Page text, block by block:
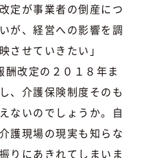
定が事業者の倒産につ
が、経営への影響を調
させていきたい」
酬改定の２０１８年ま
、介護保険制度そのも
ないのでしょうか。自
護現場の現実も知らな
りにあきれてしまいま